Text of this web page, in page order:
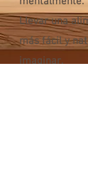
Llevar una
más fácil y
imaginar.